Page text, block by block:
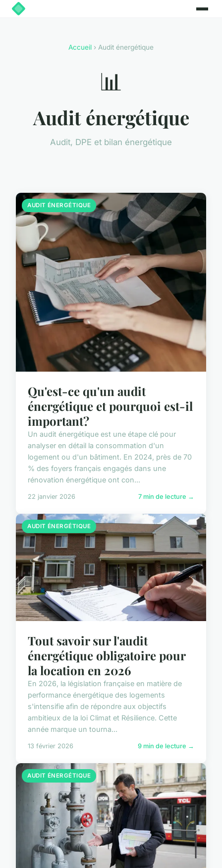
Accueil › Audit énergétique
📊
Audit énergétique
Audit, DPE et bilan énergétique
AUDIT ÉNERGÉTIQUE
Qu'est-ce qu'un audit
énergétique et pourquoi est-il
important?
Un audit énergétique est une étape clé pour
analyser en détail la consommation d'un
logement ou d'un bâtiment. En 2024, près de 70
% des foyers français engagés dans une
rénovation énergétique ont con...
22 janvier 2026 7 min de lecture →
AUDIT ÉNERGÉTIQUE
Tout savoir sur l'audit
énergétique obligatoire pour
la location en 2026
En 2026, la législation française en matière de
performance énergétique des logements
s'intensifie afin de répondre aux objectifs
ambitieux de la loi Climat et Résilience. Cette
année marque un tourna...
13 février 2026 9 min de lecture →
AUDIT ÉNERGÉTIQUE